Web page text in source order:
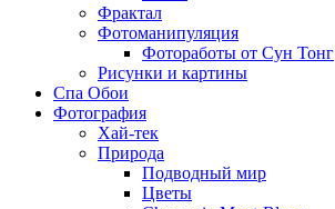
Фрактал
Фотоманипуляция
Фотоработы от Сун Тонг
Рисунки и картины
Спа Обои
Фотография
Хай-тек
Природа
Подводный мир
Цветы